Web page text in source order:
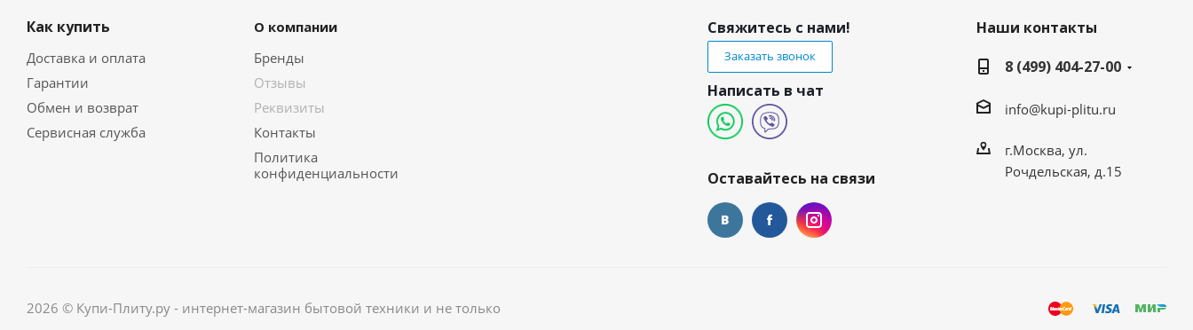
Как купить
Доставка и оплата
Гарантии
Обмен и возврат
Сервисная служба
О компании
Бренды
Отзывы
Реквизиты
Контакты
Политика
конфиденциальности
Свяжитесь с нами!
Заказать звонок
Написать в чат
Оставайтесь на связи
Наши контакты
8 (499) 404-27-00
info@kupi-plitu.ru
г.Москва, ул.
Рочдельская, д.15
2026 © Купи-Плиту.ру - интернет-магазин бытовой техники и не только